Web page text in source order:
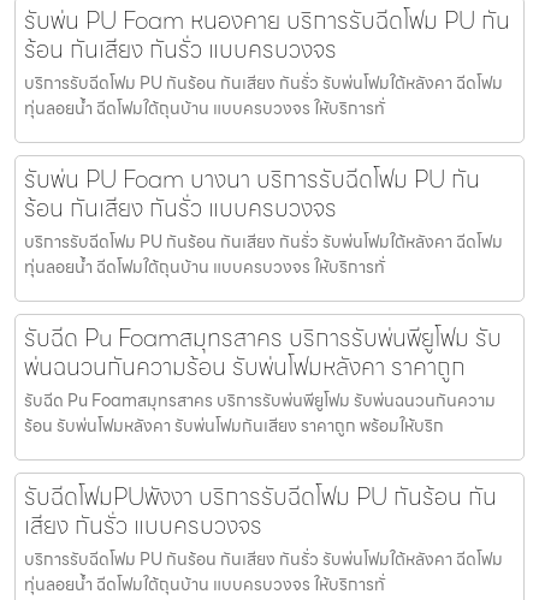
รับพ่น PU Foam หนองคาย บริการรับฉีดโฟม PU กัน
ร้อน กันเสียง กันรั่ว แบบครบวงจร
บริการรับฉีดโฟม PU กันร้อน กันเสียง กันรั่ว รับพ่นโฟมใต้หลังคา ฉีดโฟม
ทุ่นลอยน้ำ ฉีดโฟมใต้ถุนบ้าน แบบครบวงจร ให้บริการทั่
รับพ่น PU Foam บางนา บริการรับฉีดโฟม PU กัน
ร้อน กันเสียง กันรั่ว แบบครบวงจร
บริการรับฉีดโฟม PU กันร้อน กันเสียง กันรั่ว รับพ่นโฟมใต้หลังคา ฉีดโฟม
ทุ่นลอยน้ำ ฉีดโฟมใต้ถุนบ้าน แบบครบวงจร ให้บริการทั่
รับฉีด Pu Foamสมุทรสาคร บริการรับพ่นพียูโฟม รับ
พ่นฉนวนกันความร้อน รับพ่นโฟมหลังคา ราคาถูก
รับฉีด Pu Foamสมุทรสาคร บริการรับพ่นพียูโฟม รับพ่นฉนวนกันความ
ร้อน รับพ่นโฟมหลังคา รับพ่นโฟมกันเสียง ราคาถูก พร้อมให้บริก
รับฉีดโฟมPUพังงา บริการรับฉีดโฟม PU กันร้อน กัน
เสียง กันรั่ว แบบครบวงจร
บริการรับฉีดโฟม PU กันร้อน กันเสียง กันรั่ว รับพ่นโฟมใต้หลังคา ฉีดโฟม
ทุ่นลอยน้ำ ฉีดโฟมใต้ถุนบ้าน แบบครบวงจร ให้บริการทั่